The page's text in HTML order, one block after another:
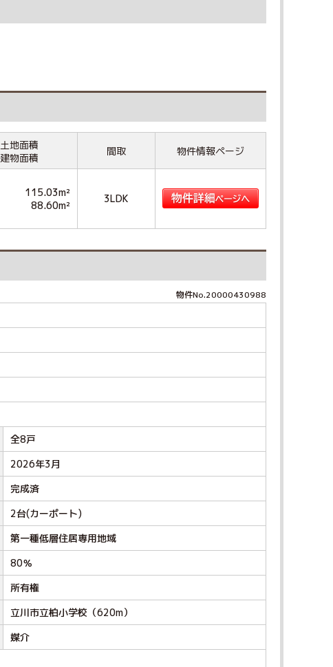
土地面積
建物面積
間取 物件情報ページ
115.03m²
88.60m²
3LDK
物件No.20000430988
全8戸
2026年3月
完成済
2台(カーポート)
第一種低層住居専用地域
80％
所有権
立川市立柏小学校（620m）
媒介